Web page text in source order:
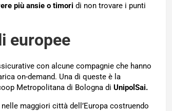
più ansie o timori di non trovare i punti
europee
con alcune compagnie che hanno
on-demand. Una di queste è la
Metropolitana di Bologna di UnipolSai.
maggiori città dell’Europa costruendo